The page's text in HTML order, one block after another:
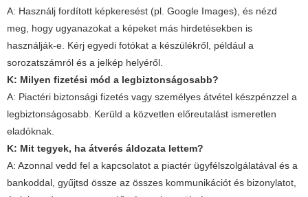
A: Használj fordított képkeresést (pl. Google Images), és nézd
meg, hogy ugyanazokat a képeket más hirdetésekben is
használják-e. Kérj egyedi fotókat a készülékről, például a
sorozatszámról és a jelkép helyéről.
K: Milyen fizetési mód a legbiztonságosabb?
A: Piactéri biztonsági fizetés vagy személyes átvétel készpénzzel a
legbiztonságosabb. Kerüld a közvetlen előreutalást ismeretlen
eladóknak.
K: Mit tegyek, ha átverés áldozata lettem?
A: Azonnal vedd fel a kapcsolatot a piactér ügyfélszolgálatával és a
bankoddal, gyűjtsd össze az összes kommunikációt és bizonylatot,